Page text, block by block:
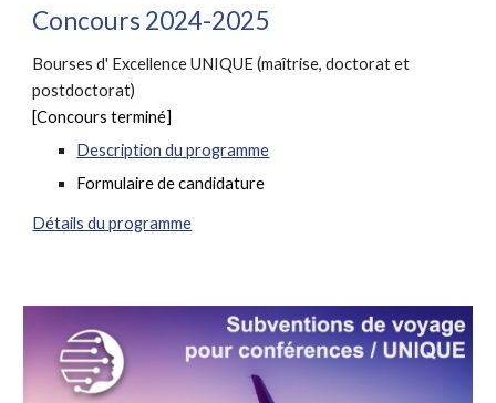
Concours 2024-2025
Bourses d' Excellence UNIQUE (maîtrise, doctorat et
postdoctorat)
[Concours terminé]
Description du programme
Formulaire de candidature
Détails du programme